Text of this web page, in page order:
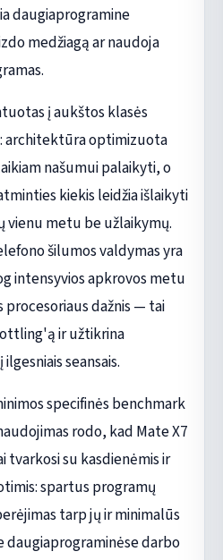
daugiaprogramine
medžiagą ar naudoja
į aukštos klasės
architektūra optimizuota
našumui palaikyti, o
kiekis leidžia išlaikyti
vienu metu be užlaikymų.
šilumos valdymas yra
intensyvios apkrovos metu
dažnis — tai
ir užtikrina
seansais.
specifinės benchmark
rodo, kad Mate X7
tvarkosi su kasdienėmis ir
spartus programų
tarp jų ir minimalūs
daugiaprograminėse darbo